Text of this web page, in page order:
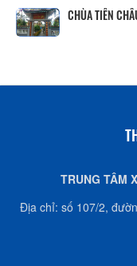
CHÙA TIÊN
TRUNG TÂM
Địa chỉ: số 107/2,